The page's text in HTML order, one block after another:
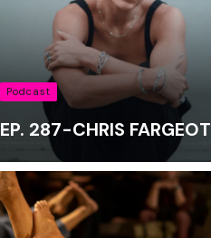
Podcast
EP. 287-CHRIS FARGEOT